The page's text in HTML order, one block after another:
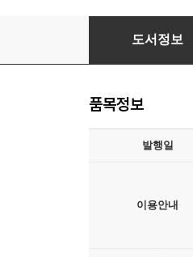
여자 공부하는 여자
도서정보
품목정보
발행일
이용안내